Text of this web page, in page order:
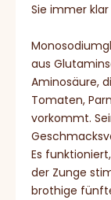
Sie immer
aus
Aminosäure,
Tomaten,
vorkommt.
Es
der Zunge
brothige